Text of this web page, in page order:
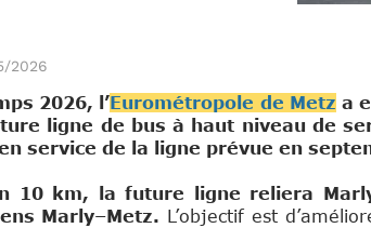
2026
2026, l’Eurométropole de Metz a
ligne de bus à haut niveau de
service de la ligne prévue en
10 km, la future ligne reliera
Marly–Metz. L’objectif est